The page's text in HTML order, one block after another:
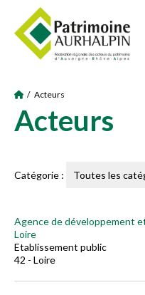
/ Acteurs
Acteurs
Catégorie :
Agence de développement
Loire
Etablissement public
42 - Loire